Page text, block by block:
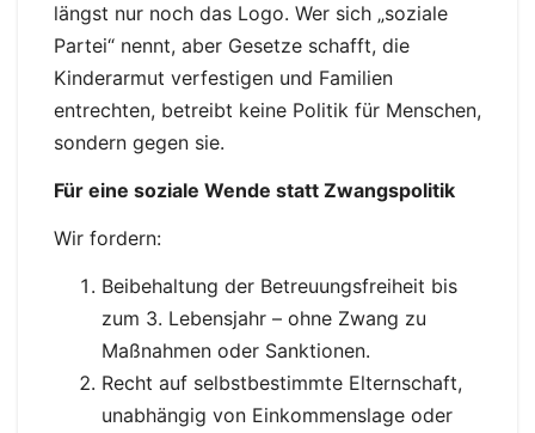
längst nur noch das Logo. Wer sich „soziale
Partei“ nennt, aber Gesetze schafft, die
Kinderarmut verfestigen und Familien
entrechten, betreibt keine Politik für Menschen,
sondern gegen sie.
Für eine soziale Wende statt Zwangspolitik
Wir fordern:
Beibehaltung der Betreuungsfreiheit bis
zum 3. Lebensjahr – ohne Zwang zu
Maßnahmen oder Sanktionen.
Recht auf selbstbestimmte Elternschaft,
unabhängig von Einkommenslage oder